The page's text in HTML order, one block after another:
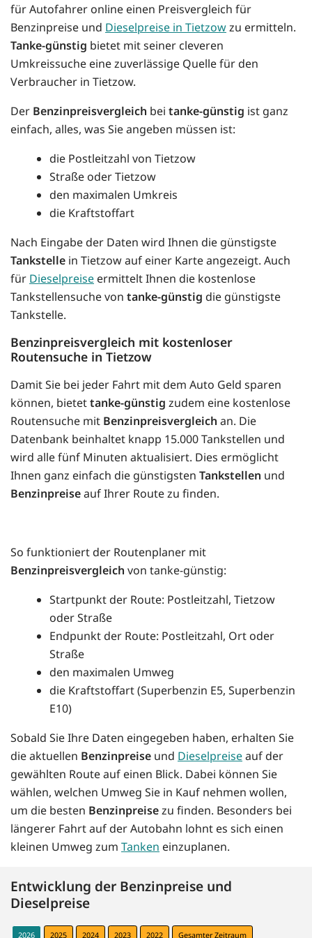
für Autofahrer online einen Preisvergleich für
Benzinpreise und Dieselpreise in Tietzowzu ermitteln.
Tanke-günstig bietet mit seiner cleveren
Umkreissuche eine zuverlässige Quelle für den
Verbraucher in Tietzow.
Der Benzinpreisvergleich bei tanke-günstig ist ganz
einfach, alles, was Sie angeben müssen ist:
die Postleitzahl von Tietzow
Straße oder Tietzow
den maximalen Umkreis
die Kraftstoffart
Nach Eingabe der Daten wird Ihnen die günstigste
Tankstelle in Tietzow auf einer Karte angezeigt. Auch
für Dieselpreise ermittelt Ihnen die kostenlose
Tankstellensuche von tanke-günstig die günstigste
Tankstelle.
Benzinpreisvergleich mit kostenloser
Routensuche in Tietzow
Damit Sie bei jeder Fahrt mit dem Auto Geld sparen
können, bietettanke-günstig zudem eine kostenlose
Routensuche mit Benzinpreisvergleich an. Die
Datenbank beinhaltet knapp 15.000 Tankstellen und
wird alle fünf Minuten aktualisiert. Dies ermöglicht
Ihnen ganz einfach die günstigsten Tankstellen und
Benzinpreiseauf Ihrer Route zu finden.
So funktioniert der Routenplaner mit
Benzinpreisvergleich von tanke-günstig:
Startpunkt der Route: Postleitzahl, Tietzow
oder Straße
Endpunkt der Route: Postleitzahl, Ort oder
Straße
den maximalen Umweg
die Kraftstoffart (Superbenzin E5, Superbenzin
E10)
Sobald Sie Ihre Daten eingegeben haben, erhalten Sie
die aktuellen Benzinpreise und Dieselpreiseauf der
gewählten Route auf einen Blick. Dabei können Sie
wählen, welchen Umweg Sie in Kauf nehmen wollen,
um die besten Benzinpreisezu finden. Besonders bei
längerer Fahrt auf der Autobahn lohnt es sich einen
kleinen Umweg zum Tanken einzuplanen.
Entwicklung der Benzinpreise und
Dieselpreise
2026 2025 2024 2023 2022 Gesamter Zeitraum